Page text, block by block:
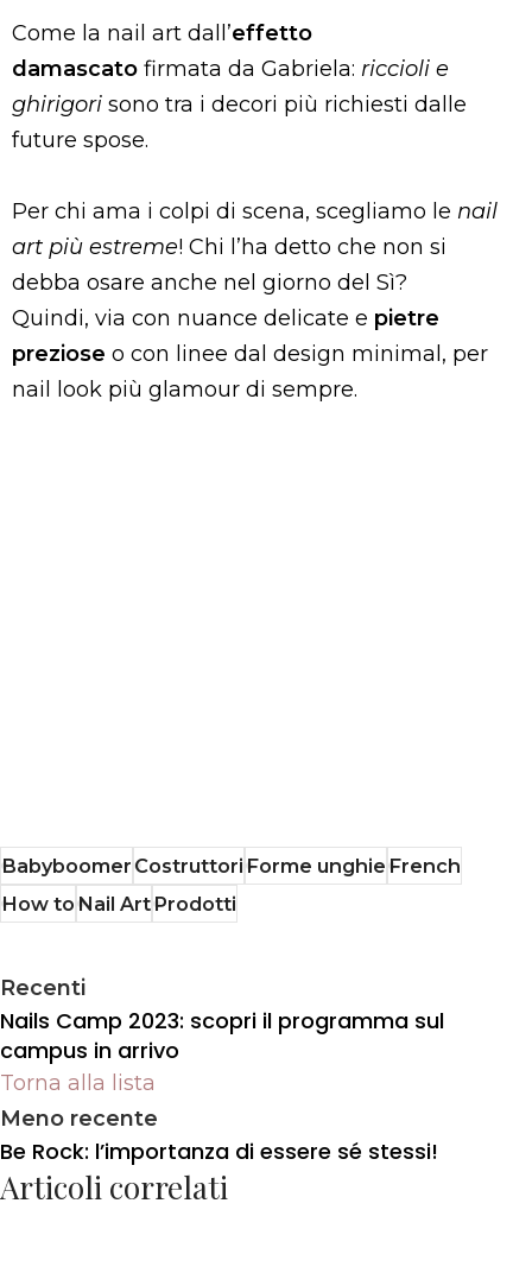
Come la nail art dall’effetto
damascato firmata da Gabriela: riccioli e
ghirigori sono tra i decori più richiesti dalle
future spose.
Per chi ama i colpi di scena, scegliamo le nail
art più estreme! Chi l’ha detto che non si
debba osare anche nel giorno del Sì?
Quindi, via con nuance delicate e pietre
preziose o con linee dal design minimal, per
nail look più glamour di sempre.
BabyboomerCostruttoriForme unghieFrench
How toNail ArtProdotti
Recenti
Nails Camp 2023: scopri il programma sul
campus in arrivo
Torna alla lista
Meno recente
Be Rock: l’importanza di essere sé stessi!
Articoli correlati